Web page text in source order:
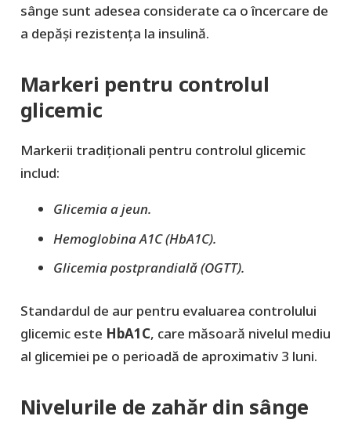
sânge sunt adesea considerate ca o încercare de
a depăși rezistența la insulină.
Markeri pentru controlul
glicemic
Markerii tradiționali pentru controlul glicemic
includ:
Glicemia a jeun.
Hemoglobina A1C (HbA1C).
Glicemia postprandială (OGTT).
Standardul de aur pentru evaluarea controlului
glicemic este HbA1C, care măsoară nivelul mediu
al glicemiei pe o perioadă de aproximativ 3 luni.
Nivelurile de zahăr din sânge